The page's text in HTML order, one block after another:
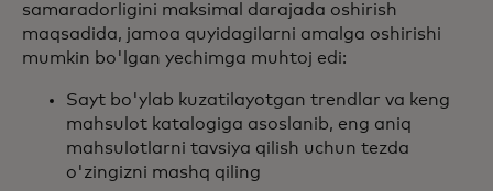
samaradorligini maksimal darajada oshirish
maqsadida, jamoa quyidagilarni amalga oshirishi
mumkin bo'lgan yechimga muhtoj edi:
Sayt bo'ylab kuzatilayotgan trendlar va keng
mahsulot katalogiga asoslanib, eng aniq
mahsulotlarni tavsiya qilish uchun tezda
o'zingizni mashq qiling